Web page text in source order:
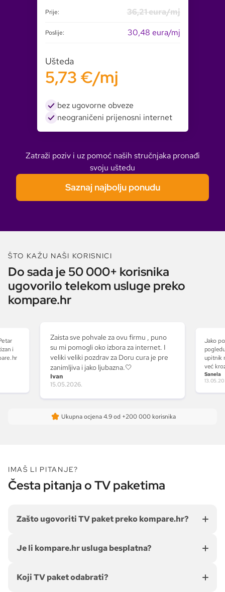
Prije: 36,21 eura/mj
Poslije: 30,48 eura/mj
Ušteda
5,73 €/mj
bez ugovorne obveze
neograničeni prijenosni internet
Zatraži poziv i uz pomoć naših stručnjaka pronađi
svoju uštedu
Saznaj najbolju ponudu
ŠTO KAŽU NAŠI KORISNICI
Do sada je 50 000+ korisnika
ugovorilo telekom usluge preko
kompare.hr
i
Zaista sve pohvale za ovu firmu , puno
su mi pomogli oko izbora za internet. I
veliki veliki pozdrav za Doru cura je pre
zanimljiva i jako ljubazna.🤍
Ivan
15.05.2026.
Jako
upitnik
već
kojim
Sanela
Ukupna ocjena4.9od +200 000 korisnika
IMAŠ LI PITANJE?
Česta pitanja o TV paketima
Zašto ugovoriti TV paket preko kompare.hr?
Je li kompare.hr usluga besplatna?
Koji TV paket odabrati?